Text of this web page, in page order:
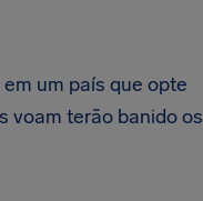
um país que opte
voam terão banido os